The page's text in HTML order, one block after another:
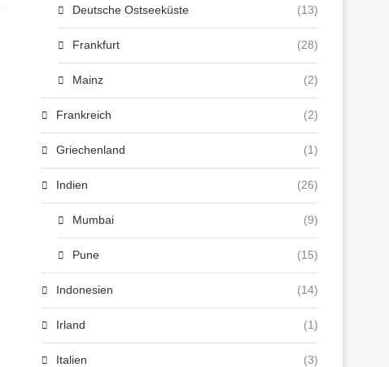
Deutsche Ostseeküste (13)
Frankfurt (28)
Mainz (2)
Frankreich (2)
Griechenland (1)
Indien (26)
Mumbai (9)
Pune (15)
Indonesien (14)
Irland (1)
Italien (3)